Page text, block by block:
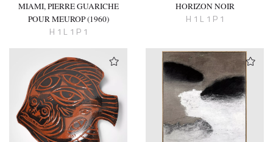
MIAMI, PIERRE GUARICHE
POUR MEUROP (1960)
H 1 L 1 P 1
HORIZON NOIR
H 1 L 1 P 1